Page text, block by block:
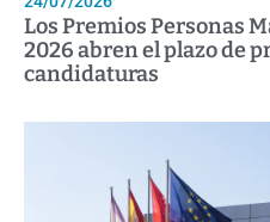
Los Premios Personas
2026 abren el plazo de
candidaturas